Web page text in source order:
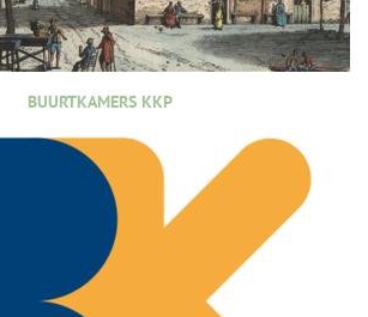
BUURTKAMERS KKP